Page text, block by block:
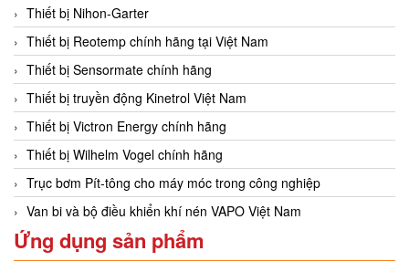
Thiết bị Nihon-Garter
Thiết bị Reotemp chính hãng tại Việt Nam
Thiết bị Sensormate chính hãng
Thiết bị truyền động Kinetrol Việt Nam
Thiết bị Victron Energy chính hãng
Thiết bị Wilhelm Vogel chính hãng
Trục bơm Pít-tông cho máy móc trong công nghiệp
Van bi và bộ điều khiển khí nén VAPO Việt Nam
Ứng dụng sản phẩm